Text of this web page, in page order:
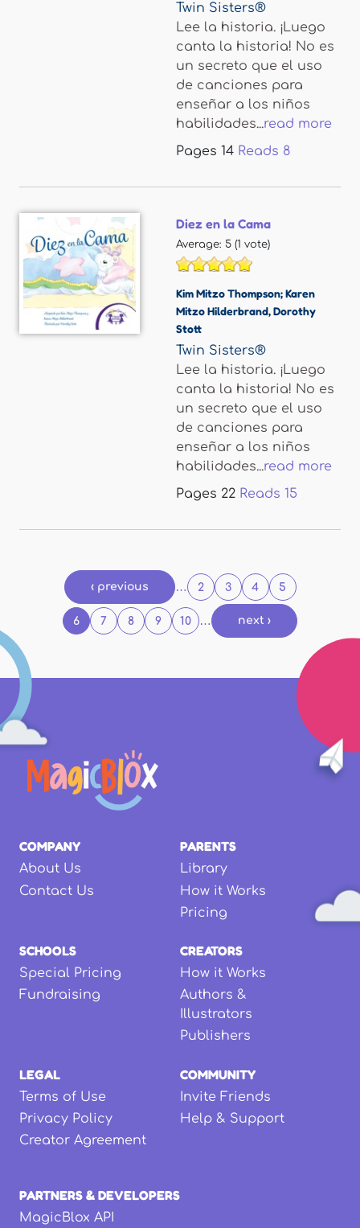
Twin Sisters®
Lee la historia. ¡Luego
canta la historia! No es
un secreto que el uso
de canciones para
enseñar a los niños
habilidades...read more
Pages 14 Reads 8
Diez en la Cama
Average: 5 (1 vote)
Kim Mitzo Thompson; Karen
Mitzo Hilderbrand,Dorothy
Stott
Twin Sisters®
Lee la historia. ¡Luego
canta la historia! No es
un secreto que el uso
de canciones para
enseñar a los niños
habilidades...read more
Pages 22 Reads 15
‹ previous … 2 3 4 5
6 7 8 9 10 … next ›
COMPANY
About Us
Contact Us
PARENTS
Library
How it Works
Pricing
SCHOOLS
Special Pricing
Fundraising
CREATORS
How it Works
Authors &
Illustrators
Publishers
LEGAL
Terms of Use
Privacy Policy
Creator Agreement
COMMUNITY
Invite Friends
Help & Support
PARTNERS & DEVELOPERS
MagicBlox API